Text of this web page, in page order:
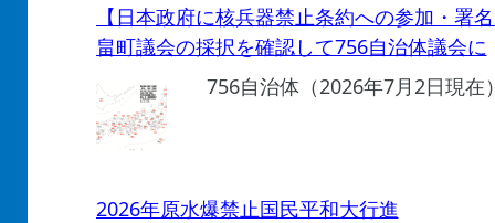
【日本政府に核兵器禁止条約への参加・署
畠町議会の採択を確認して756自治体議会に
756自治体（2026年7月2日現
2026年原水爆禁止国民平和大行進